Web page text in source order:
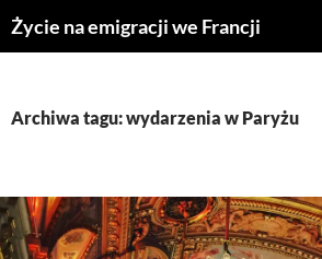
Przejdź
doŻycie na emigracji we Francji
Archiwa tagu: wydarzenia w Paryżu